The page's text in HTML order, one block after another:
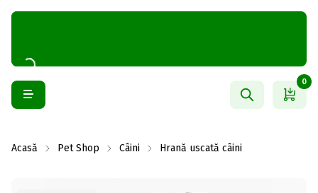
0
Acasă Pet Shop Câini Hrană uscată câini